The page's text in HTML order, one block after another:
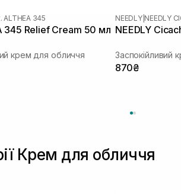
ALTHEA 345
345 Relief Cream 50 мл
крем для обличчя
NEEDLY| NEEDLY
NEEDLY
Заспокійливий
870₴
Крем для обличчя